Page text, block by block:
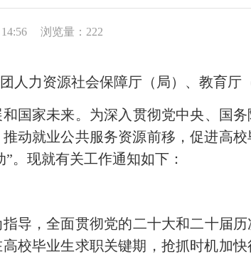
浏览量：222
力资源社会保障厅（局）、教育厅
家未来。为深入贯彻党中央、国务
动就业公共服务资源前移，促进高
。现就有关工作通知如下：
，全面贯彻党的二十大和二十届历
校毕业生求职关键期，抢抓时机加